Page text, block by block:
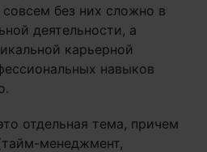
совсем без них сложно в
деятельности, а
карьерной
навыков
отдельная тема, причем
менеджмент,